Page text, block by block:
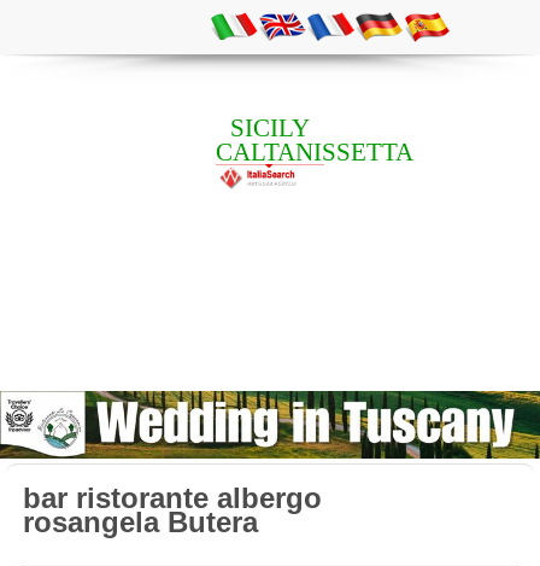
SICILY
CALTANISSETTA
bar ristorante albergo
rosangela Butera